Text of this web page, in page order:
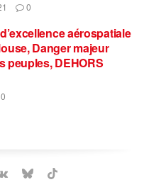
0
aérospatiale
Danger majeur
peuples, DEHORS
0